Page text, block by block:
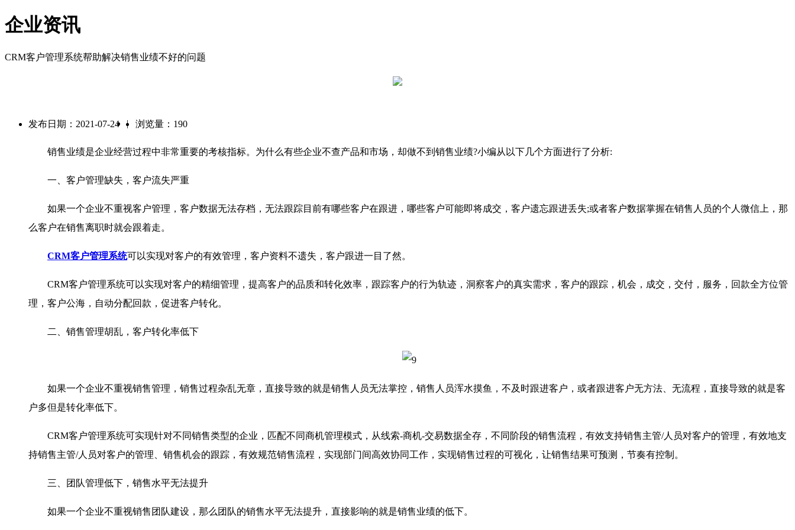
企业资讯
CRM客户管理系统帮助解决销售业绩不好的问题
发布日期：2021-07-24 | 浏览量：190
销售业绩是企业经营过程中非常重要的考核指标。为什么有些企业不查产品和市场，却做不到销售业绩?小编从以下几个方面进行了分析:
一、客户管理缺失，客户流失严重
如果一个企业不重视客户管理，客户数据无法存档，无法跟踪目前有哪些客户在跟进，哪些客户可能即将成交，客户遗忘跟进丢失;或者客户数据掌握在销售人员的个人微信上，那
么客户在销售离职时就会跟着走。
CRM客户管理系统可以实现对客户的有效管理，客户资料不遗失，客户跟进一目了然。
CRM客户管理系统可以实现对客户的精细管理，提高客户的品质和转化效率，跟踪客户的行为轨迹，洞察客户的真实需求，客户的跟踪，机会，成交，交付，服务，回款全方位管
理，客户公海，自动分配回款，促进客户转化。
二、销售管理胡乱，客户转化率低下
如果一个企业不重视销售管理，销售过程杂乱无章，直接导致的就是销售人员无法掌控，销售人员浑水摸鱼，不及时跟进客户，或者跟进客户无方法、无流程，直接导致的就是客
户多但是转化率低下。
CRM客户管理系统可实现针对不同销售类型的企业，匹配不同商机管理模式，从线索-商机-交易数据全存，不同阶段的销售流程，有效支持销售主管/人员对客户的管理，有效地支
持销售主管/人员对客户的管理、销售机会的跟踪，有效规范销售流程，实现部门间高效协同工作，实现销售过程的可视化，让销售结果可预测，节奏有控制。
三、团队管理低下，销售水平无法提升
如果一个企业不重视销售团队建设，那么团队的销售水平无法提升，直接影响的就是销售业绩的低下。